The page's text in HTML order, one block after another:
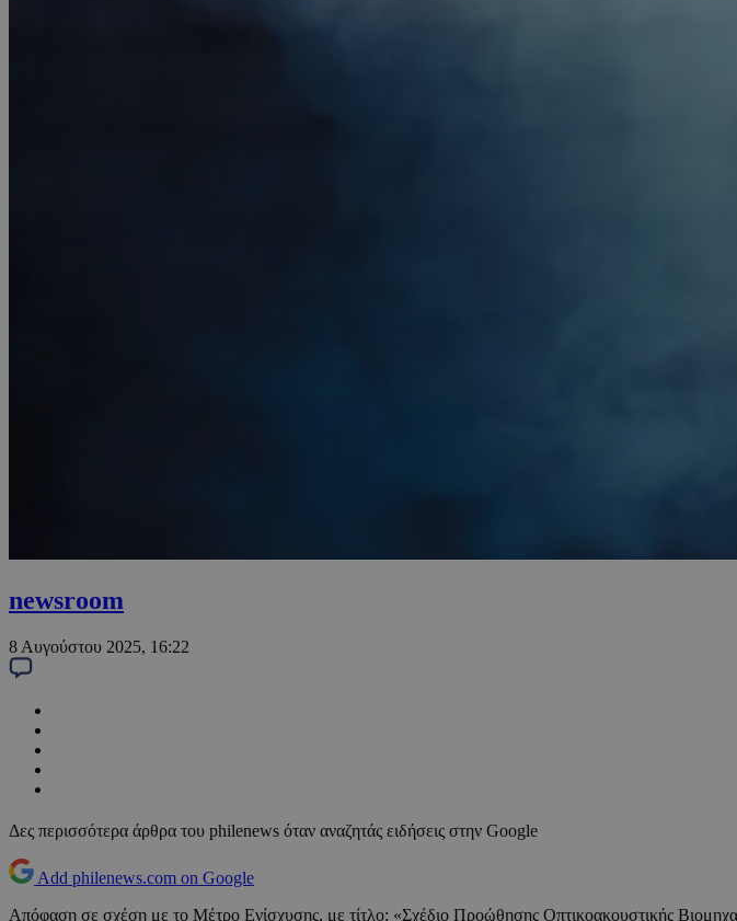
newsroom
8 Αυγούστου 2025, 16:22
Δες περισσότερα άρθρα του philenews όταν αναζητάς ειδήσεις στην Google
Add philenews.com on Google
Απόφαση σε σχέση με το Μέτρο Ενίσχυσης, με τίτλο: «Σχέδιο Προώθησης Οπτικοακουστικής